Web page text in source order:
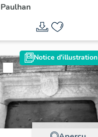
Paulhan
Notice d'illustration